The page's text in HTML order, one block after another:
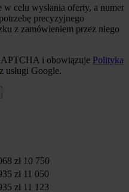
w celu wysłania oferty, a numer
precyzyjnego
z zamówieniem przez niego
i obowiązuje Polityka
z usługi Google.
zł 10 750
zł 11 050
zł 11 123